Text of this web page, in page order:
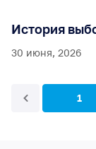
История
30 июня, 2026
1